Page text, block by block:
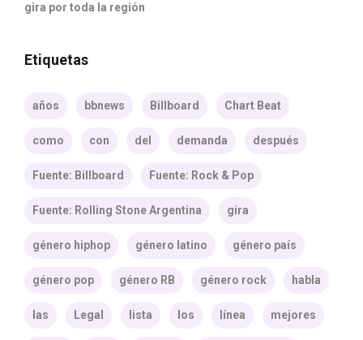
gira por toda la región
Etiquetas
años bbnews Billboard Chart Beat
como con del demanda después
Fuente: Billboard Fuente: Rock & Pop
Fuente: Rolling Stone Argentina gira
género hiphop género latino género país
género pop género RB género rock habla
las Legal lista los línea mejores